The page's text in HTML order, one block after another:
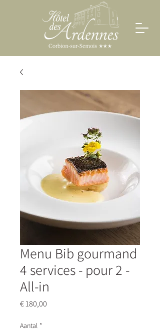
Menu Bib gourmand
4 services - pour 2 -
All-in
€ 180,00
Aantal *